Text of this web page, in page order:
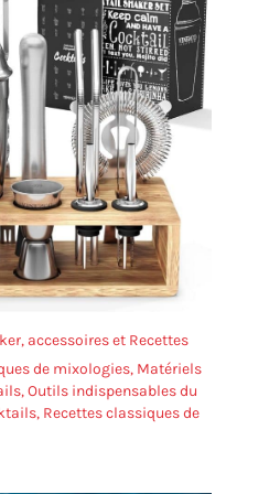
AVEC GRANDES JETÉES】
Nos 4 longs verres à
whisky peuvent facilement
contenir de gros palets de
hockey ou des glaçons.
Appréciez le merveilleux
arôme de votre whisky
préféré dans un verre à
eau cristallin pour les
boules de whisky ou les
glaçons lors de réceptions
formelles ou
décontractées. Le verre est
être lavé au lave-vaisselle,
inquiéter des dommages.
【CADEAU POUR LES
AMOUREUX DU WHISKEY】
accessoires et Recettes
de mixologies, Matériels
,Outils indispensables du
, Recettes classiques de